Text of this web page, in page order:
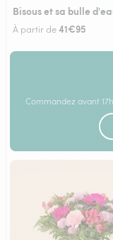
Bisous et sa bulle
À partir de41€95
Commandez avant